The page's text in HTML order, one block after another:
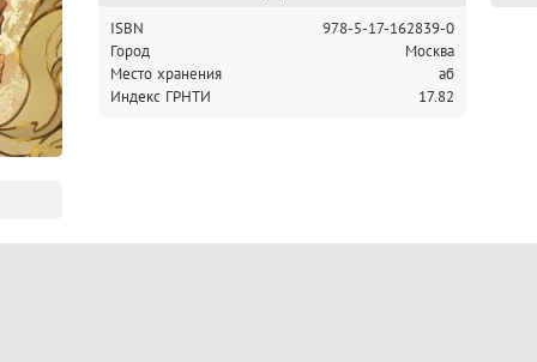
ISBN
978-5-17-162839-0
Город
Москва
Место хранения
аб
Индекс ГРНТИ
17.82